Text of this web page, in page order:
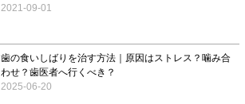
2021-09-01
歯の食いしばりを治す方法｜原因はストレス？噛み合
わせ？歯医者へ行くべき？
2025-06-20